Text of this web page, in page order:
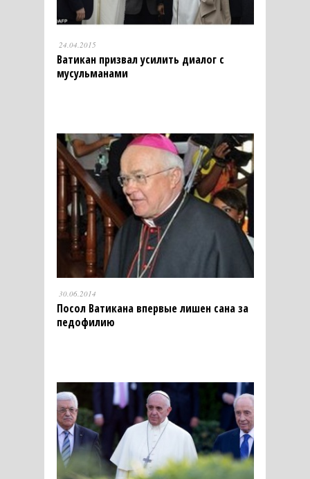
24.04.2015
Ватикан призвал усилить диалог с
мусульманами
30.06.2014
Посол Ватикана впервые лишен сана за
педофилию